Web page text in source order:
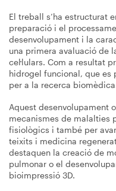
El treball s’ha estructurat
preparació i el
desenvolupament i la
una primera avaluació de
cel·lulars. Com a resultat
hidrogel funcional, que es
per a la recerca
Aquest desenvolupament
mecanismes de malalties
fisiològics i també per
teixits i medicina
destaquen la creació de
pulmonar o el
bioimpressió 3D.